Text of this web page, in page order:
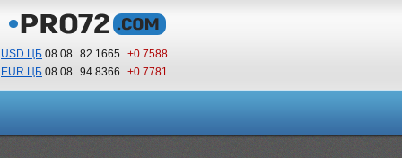
USD ЦБ 08.08 82.1665 +0.7588
EUR ЦБ 08.08 94.8366 +0.7781
20 18
По Гринвичу (GMT +5)